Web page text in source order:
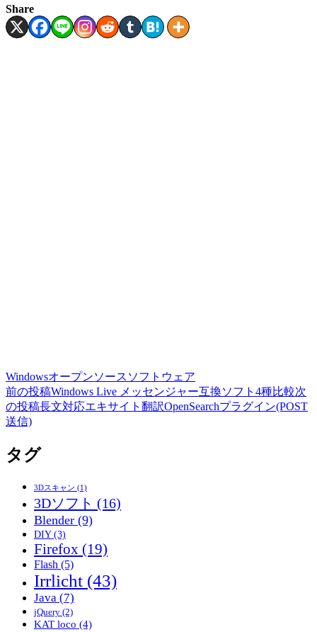
Share
Windowsオープンソース ソフトウェア
投
稿
ビ
前の投稿Windows Live メッセンジャー互換ソフト4種比較次
の投稿長文対応エキサイト翻訳OpenSearchプラグイン(POST
送信)
タグ
3Dスキャン (1)
3Dソフト (16)
Blender (9)
DIY(3)
Firefox (19)
Flash (5)
Irrlicht (43)
Java (7)
jQuery (2)
KAT loco (4)